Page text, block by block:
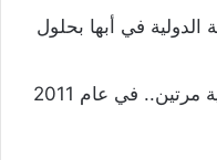
الدولية في أبها بحلول
فاز ببطولة العين الدولية الودية مرتين.. في عام 2011